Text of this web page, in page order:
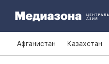
Афганистан Казахстан